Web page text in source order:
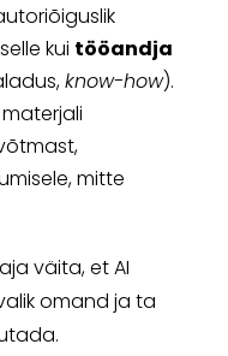
kui tööandja
know-how).
mitte
väita, et AI
omand ja ta